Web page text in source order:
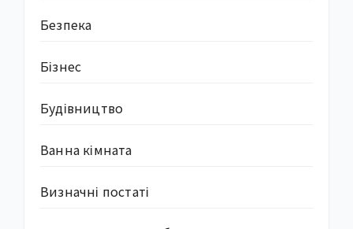
Безпека
Бізнес
Будівництво
Ванна кімната
Визначні постаті